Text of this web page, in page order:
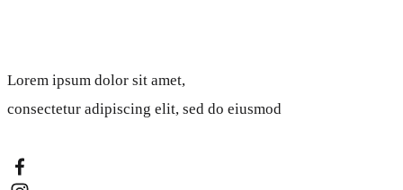
Lorem ipsum dolor sit amet,
consectetur adipiscing elit, sed do eiusmod